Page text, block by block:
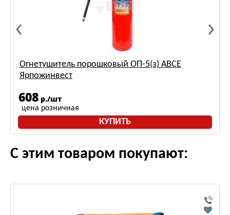
Огнетушитель порошковый ОП-5(з) АВСЕ
Ярпожинвест
608 р./шт
цена розничная
КУПИТЬ
С этим товаром покупают: